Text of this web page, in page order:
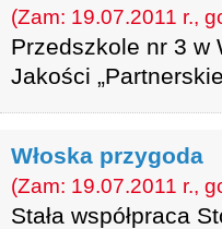
(Zam: 19.07.2011 r.,
Przedszkole nr 3 w
Jakości
Włoska przygoda
(Zam: 19.07.2011 r.,
Stała współpraca